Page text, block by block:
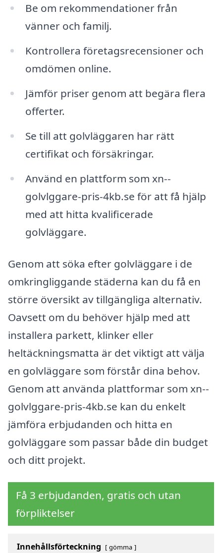
Be om rekommendationer från
vänner och familj.
Kontrollera företagsrecensioner och
omdömen online.
Jämför priser genom att begära flera
offerter.
Se till att golvläggaren har rätt
certifikat och försäkringar.
Använd en plattform som xn--
golvlggare-pris-4kb.se för att få hjälp
med att hitta kvalificerade
golvläggare.
Genom att söka efter golvläggare i de
omkringliggande städerna kan du få en
större översikt av tillgängliga alternativ.
Oavsett om du behöver hjälp med att
installera parkett, klinker eller
heltäckningsmatta är det viktigt att välja
en golvläggare som förstår dina behov.
Genom att använda plattformar som xn--
golvlggare-pris-4kb.se kan du enkelt
jämföra erbjudanden och hitta en
golvläggare som passar både din budget
och ditt projekt.
Få 3 erbjudanden, gratis och utan
förpliktelser
Innehållsförteckning gömma